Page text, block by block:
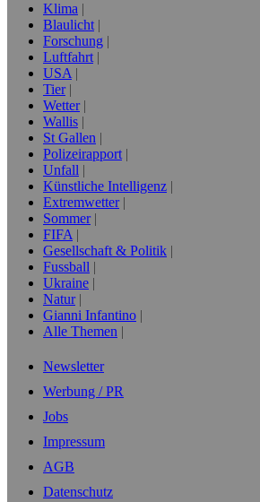
Klima
Blaulicht
Forschung
Luftfahrt
USA
Tier
Wetter
Wallis
St Gallen
Polizeirapport
Unfall
Künstliche Intelligenz
Extremwetter
Sommer
FIFA
Gesellschaft & Politik
Fussball
Ukraine
Natur
Gianni Infantino
Alle Themen
Newsletter
Werbung / PR
Jobs
Impressum
AGB
Datenschutz